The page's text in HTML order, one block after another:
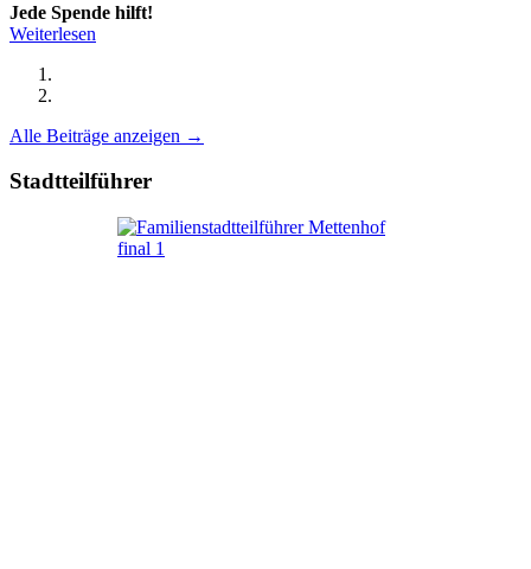
Jede Spende hilft!
Weiterlesen
Alle Beiträge anzeigen →
Stadtteilführer